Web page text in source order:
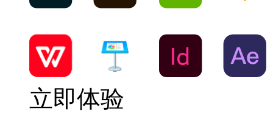
立即体验